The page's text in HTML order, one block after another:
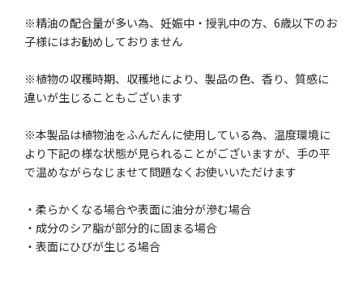
※精油の配合量が多い為、妊娠中・授乳中の方、6歳以下のお
子様にはお勧めしておりません
※植物の収穫時期、収穫地により、製品の色、香り、質感に
違いが生じることもございます
※本製品は植物油をふんだんに使用している為、温度環境に
より下記の様な状態が見られることがございますが、手の平
で温めながらなじませて問題なくお使いいただけます
・柔らかくなる場合や表面に油分が滲む場合
・成分のシア脂が部分的に固まる場合
・表面にひびが生じる場合